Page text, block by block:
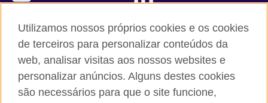
British Council global
Comentários e reclamações
Utilizamos nossos próprios cookies e os cookies
de terceiros para personalizar conteúdos da
web, analisar visitas aos nossos websites e
personalizar anúncios. Alguns destes cookies
são necessários para que o site funcione,